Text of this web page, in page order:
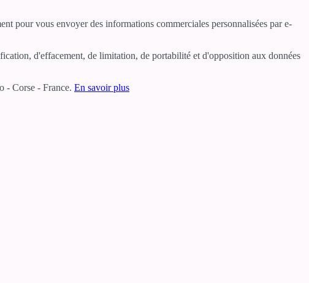
pour vous envoyer des informations commerciales personnalisées par e-
d'effacement, de limitation, de portabilité et d'opposition aux données
- Corse - France. En savoir plus